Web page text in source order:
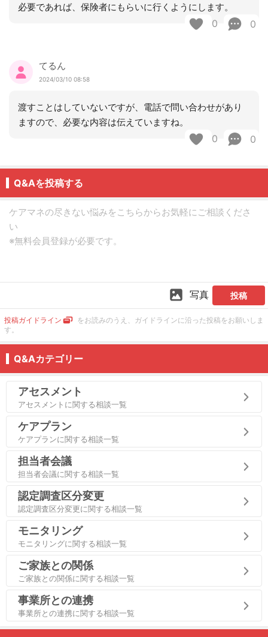
必要であれば、保険者にもらいに行くようにします。
0 0
てるん
2024/03/10 08:58
渡すことはしていないですが、電話で問い合わせがあり
ますので、必要な内容は伝えていますね。
0 0
Q&Aを投稿する
写真 投稿
投稿ガイドライン
をお読みのうえ、ガイドラインに沿った投稿をお願いしま
す。
Q&Aカテゴリー
アセスメント
アセスメントに関する相談一覧
ケアプラン
ケアプランに関する相談一覧
担当者会議
担当者会議に関する相談一覧
認定調査区分変更
認定調査区分変更に関する相談一覧
モニタリング
モニタリングに関する相談一覧
ご家族との関係
ご家族との関係に関する相談一覧
事業所との連携
事業所との連携に関する相談一覧